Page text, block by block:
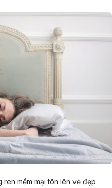
mềm mại tôn lên vẻ đẹp